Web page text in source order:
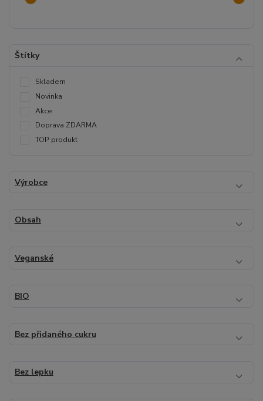
Štítky
Skladem
Novinka
Akce
Doprava ZDARMA
TOP produkt
Výrobce
Obsah
Veganské
BIO
Bez přidaného cukru
Bez lepku